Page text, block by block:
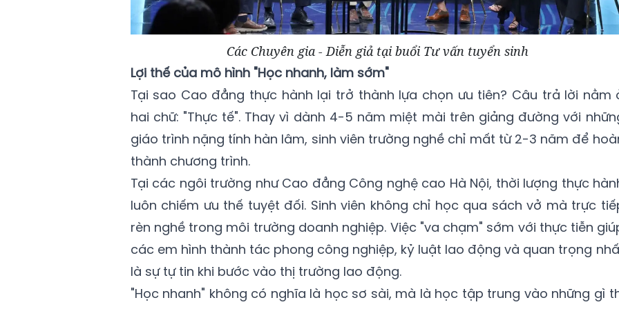
Các Chuyên gia - Diễn giả tại buổi Tư vấn tuyển sinh
Lợi thế của mô hình "Học nhanh, làm sớm"
Tại sao Cao đẳng thực hành lại trở thành lựa chọn ưu tiên? Câu trả lời nằm
hai chữ: "Thực tế". Thay vì dành 4-5 năm miệt mài trên giảng đường với
giáo trình nặng tính hàn lâm, sinh viên trường nghề chỉ mất từ 2-3 năm để
thành chương trình.
Tại các ngôi trường như Cao đẳng Công nghệ cao Hà Nội, thời lượng thực
luôn chiếm ưu thế tuyệt đối. Sinh viên không chỉ học qua sách vở mà trực
rèn nghề trong môi trường doanh nghiệp. Việc "va chạm" sớm với thực tiễn
các em hình thành tác phong công nghiệp, kỷ luật lao động và quan trọng
là sự tự tin khi bước vào thị trường lao động.
"Học nhanh" không có nghĩa là học sơ sài, mà là học tập trung vào những gì